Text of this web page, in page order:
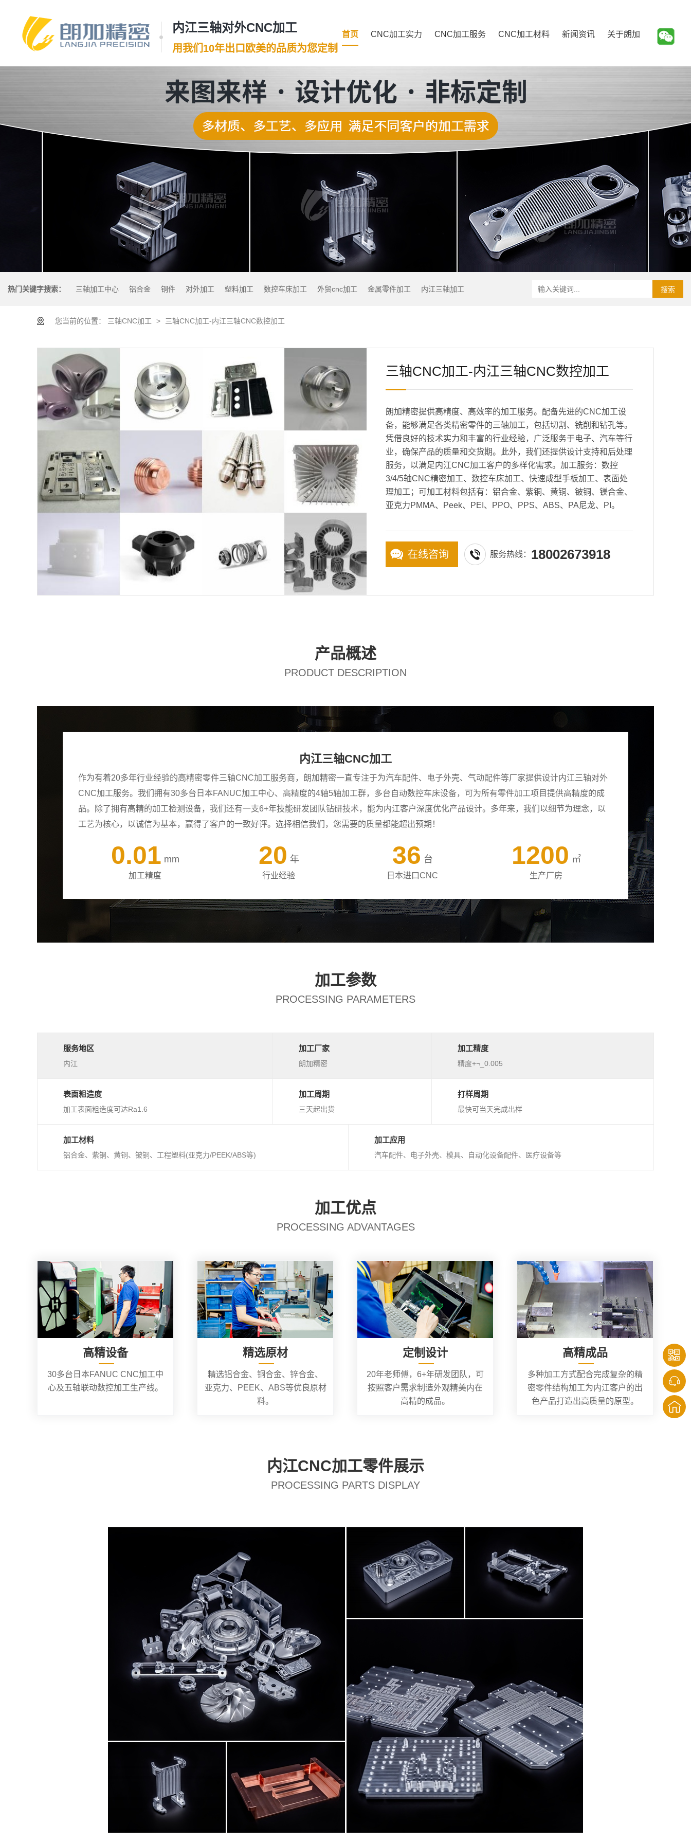
内江三轴对外CNC加工
用我们10年出口欧美的品质为您定制
首页 CNC加工实力 CNC加工服务 CNC加工材料 新闻资讯 关于朗加
热门关键字搜索： 三轴加工中心 铝合金 铜件 对外加工 塑料加工 数控车床加工 外贸cnc加工 金属零件加工 内江三轴加工 搜索
您当前的位置： 三轴CNC加工 > 三轴CNC加工-内江三轴CNC数控加工
三轴CNC加工-内江三轴CNC数控加工
朗加精密提供高精度、高效率的加工服务。配备先进的CNC加工设
备，能够满足各类精密零件的三轴加工，包括切割、铣削和钻孔等。
凭借良好的技术实力和丰富的行业经验，广泛服务于电子、汽车等行
业，确保产品的质量和交货期。此外，我们还提供设计支持和后处理
服务，以满足内江CNC加工客户的多样化需求。加工服务：数控
3/4/5轴CNC精密加工、数控车床加工、快速成型手板加工、表面处
理加工；可加工材料包括有：铝合金、紫铜、黄铜、铍铜、镁合金、
亚克力PMMA、Peek、PEI、PPO、PPS、ABS、PA尼龙、PI。
在线咨询 服务热线： 18002673918
产品概述
PRODUCT DESCRIPTION
内江三轴CNC加工
作为有着20多年行业经验的高精密零件三轴CNC加工服务商，朗加精密一直专注于为汽车配件、电子外壳、气动配件等厂家提供设计内江三轴对外
CNC加工服务。我们拥有30多台日本FANUC加工中心、高精度的4轴5轴加工群，多台自动数控车床设备，可为所有零件加工项目提供高精度的成
品。除了拥有高精的加工检测设备，我们还有一支6+年技能研发团队钻研技术，能为内江客户深度优化产品设计。多年来，我们以细节为理念，以
工艺为核心，以诚信为基本，赢得了客户的一致好评。选择相信我们，您需要的质量都能超出预期！
0.01 mm
加工精度
20 年
行业经验
36 台
日本进口CNC
1200 ㎡
生产厂房
加工参数
PROCESSING PARAMETERS
服务地区
内江
加工厂家
朗加精密
加工精度
精度+¬_0.005
表面粗造度
加工表面粗造度可达Ra1.6
加工周期
三天起出货
打样周期
最快可当天完成出样
加工材料
铝合金、紫铜、黄铜、铍铜、工程塑料(亚克力/PEEK/ABS等)
加工应用
汽车配件、电子外壳、模具、自动化设备配件、医疗设备等
加工优点
PROCESSING ADVANTAGES
高精设备
30多台日本FANUC CNC加工中
心及五轴联动数控加工生产线。
精选原材
精选铝合金、铜合金、锌合金、
亚克力、PEEK、ABS等优良原材
料。
定制设计
20年老师傅，6+年研发团队，可
按照客户需求制造外观精美内在
高精的成品。
高精成品
多种加工方式配合完成复杂的精
密零件结构加工为内江客户的出
色产品打造出高质量的原型。
内江CNC加工零件展示
PROCESSING PARTS DISPLAY